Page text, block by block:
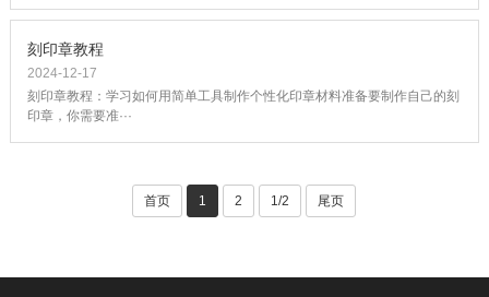
刻印章教程
2024-12-17
刻印章教程：学习如何用简单工具制作个性化印章材料准备要制作自己的刻
印章，你需要准···
首页 1 2 1/2 尾页